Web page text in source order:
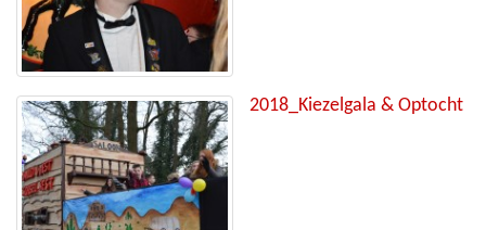
2018_Kiezelgala & Optocht